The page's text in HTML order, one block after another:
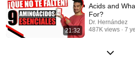
21:32
Acids and
For?
Dr. Hernández
487K views
7